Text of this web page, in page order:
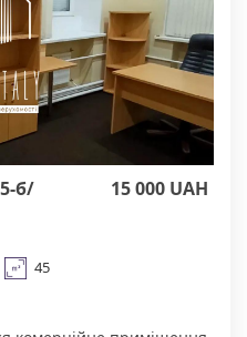
б/
15 000 UAH
45